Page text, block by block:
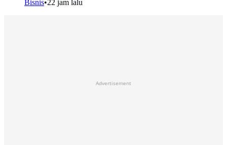
Bisnis•22 jam lalu
Advertisement